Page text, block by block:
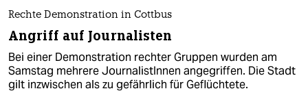
Rechte Demonstration in Cottbus
Angriff auf Journalisten
Bei einer Demonstration rechter Gruppen wurden am
Samstag mehrere JournalistInnen angegriffen. Die Stadt
gilt inzwischen als zu gefährlich für Geflüchtete.